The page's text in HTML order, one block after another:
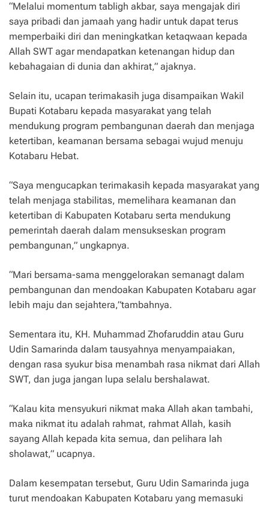
“Melalui momentum tabligh akbar, saya mengajak diri
saya pribadi dan jamaah yang hadir untuk dapat terus
memperbaiki diri dan meningkatkan ketaqwaan kepada
Allah SWT agar mendapatkan ketenangan hidup dan
kebahagaian di dunia dan akhirat,” ajaknya.
Selain itu, ucapan terimakasih juga disampaikan Wakil
Bupati Kotabaru kepada masyarakat yang telah
mendukung program pembangunan daerah dan menjaga
ketertiban, keamanan bersama sebagai wujud menuju
Kotabaru Hebat.
“Saya mengucapkan terimakasih kepada masyarakat yang
telah menjaga stabilitas, memelihara keamanan dan
ketertiban di Kabupaten Kotabaru serta mendukung
pemerintah daerah dalam mensukseskan program
pembangunan,” ungkapnya.
“Mari bersama-sama menggelorakan semanagt dalam
pembangunan dan mendoakan Kabupaten Kotabaru agar
lebih maju dan sejahtera,”tambahnya.
Sementara itu, KH. Muhammad Zhofaruddin atau Guru
Udin Samarinda dalam tausyahnya menyampaiakan,
dengan rasa syukur bisa menambah rasa nikmat dari Allah
SWT, dan juga jangan lupa selalu bershalawat.
“Kalau kita mensyukuri nikmat maka Allah akan tambahi,
maka nikmat itu adalah rahmat, rahmat Allah, kasih
sayang Allah kepada kita semua, dan pelihara lah
sholawat,” ucapnya.
Dalam kesempatan tersebut, Guru Udin Samarinda juga
turut mendoakan Kabupaten Kotabaru yang memasuki